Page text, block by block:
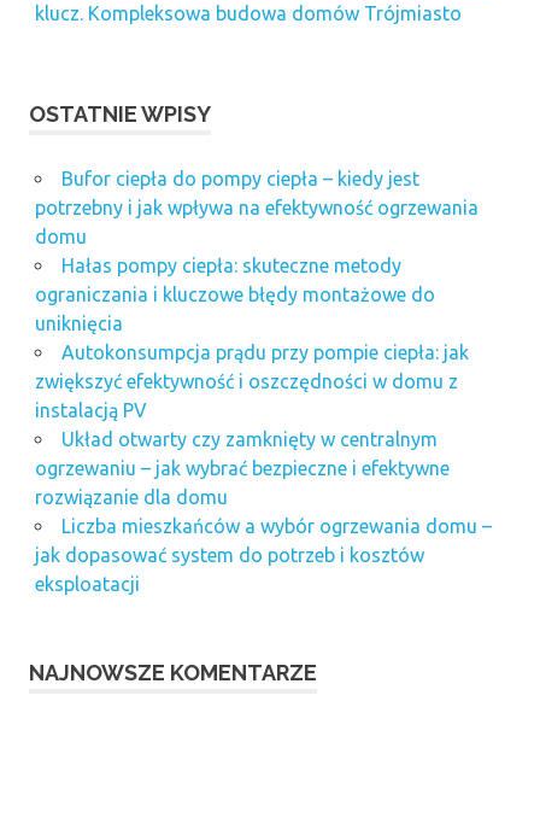
klucz. Kompleksowa budowa domów Trójmiasto
OSTATNIE WPISY
Bufor ciepła do pompy ciepła – kiedy jest
potrzebny i jak wpływa na efektywność ogrzewania
domu
Hałas pompy ciepła: skuteczne metody
ograniczania i kluczowe błędy montażowe do
uniknięcia
Autokonsumpcja prądu przy pompie ciepła: jak
zwiększyć efektywność i oszczędności w domu z
instalacją PV
Układ otwarty czy zamknięty w centralnym
ogrzewaniu – jak wybrać bezpieczne i efektywne
rozwiązanie dla domu
Liczba mieszkańców a wybór ogrzewania domu –
jak dopasować system do potrzeb i kosztów
eksploatacji
NAJNOWSZE KOMENTARZE